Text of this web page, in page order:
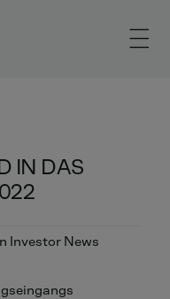
IN DAS
Investor News